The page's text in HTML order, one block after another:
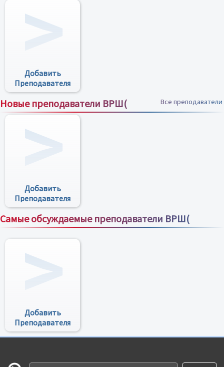
Добавить
Преподавателя
Новые преподаватели ВРШ( Все преподаватели
Добавить
Преподавателя
Самые обсуждаемые преподаватели ВРШ(
Все преподаватели
Добавить
Преподавателя